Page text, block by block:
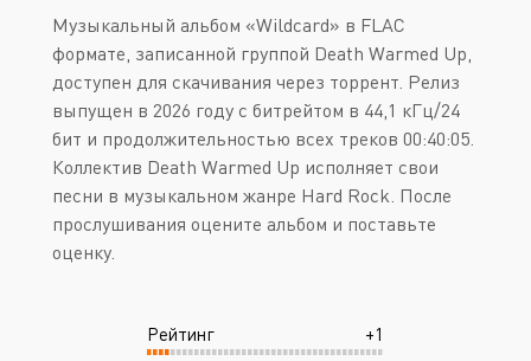
Музыкальный альбом «Wildcard» в FLAC
формате, записанной группой Death Warmed Up,
доступен для скачивания через торрент. Релиз
выпущен в 2026 году с битрейтом в 44,1 кГц/24
бит и продолжительностью всех треков 00:40:05.
Коллектив Death Warmed Up исполняет свои
песни в музыкальном жанре Hard Rock. После
прослушивания оцените альбом и поставьте
оценку.
Рейтинг +1